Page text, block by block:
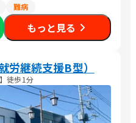
難病
もっと見る
労継続支援B型）
徒歩1分